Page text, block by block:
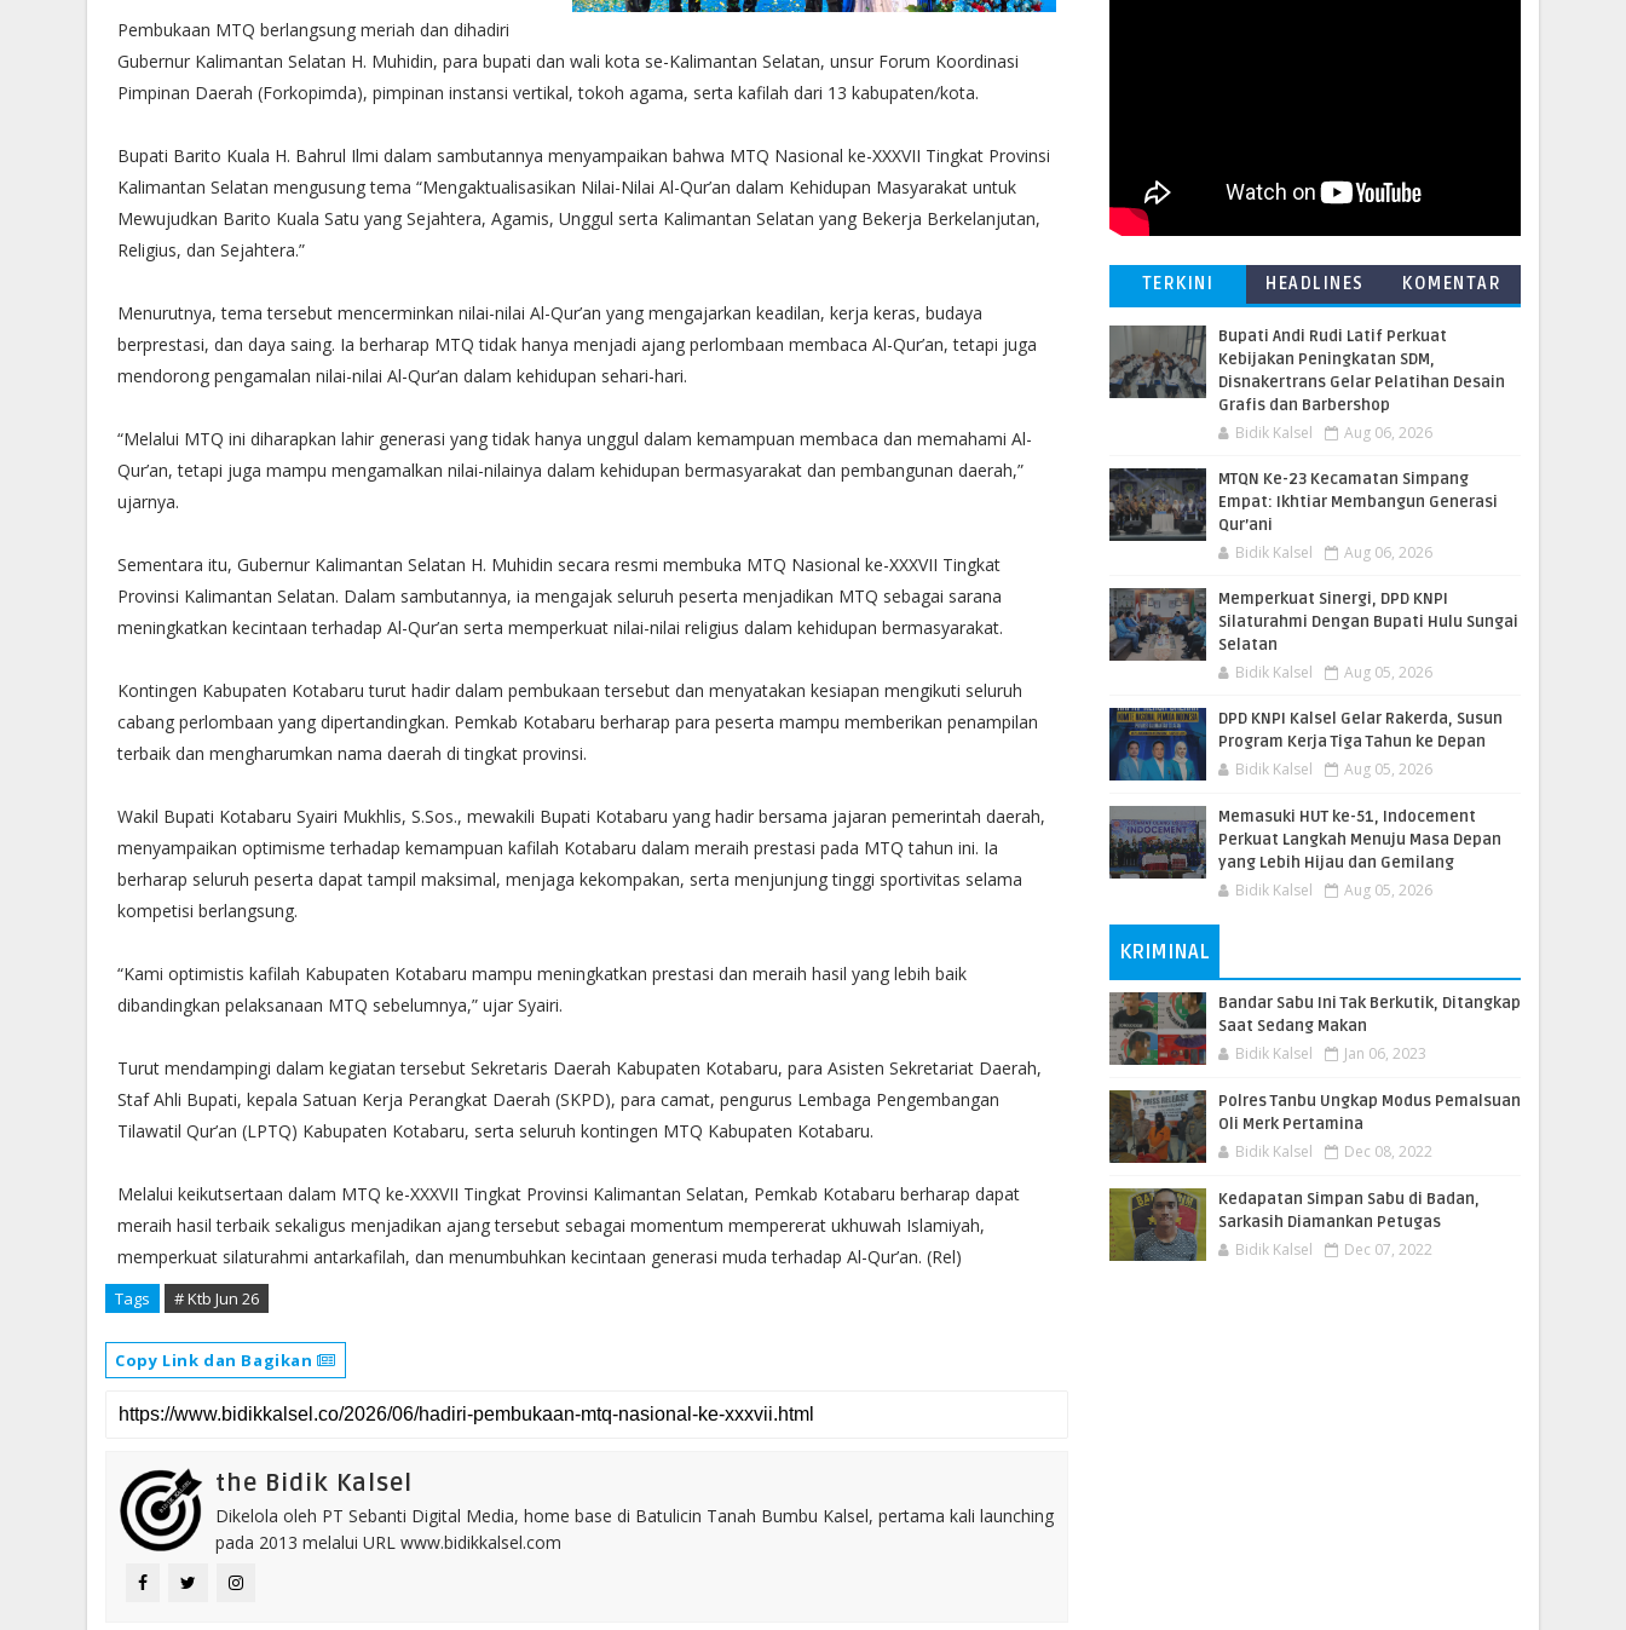
Pembukaan MTQ berlangsung meriah dan dihadiri
Gubernur Kalimantan Selatan H. Muhidin, para bupati dan wali kota se-Kalimantan Selatan, unsur Forum Koordinasi
Pimpinan Daerah (Forkopimda), pimpinan instansi vertikal, tokoh agama, serta kafilah dari 13 kabupaten/kota.
Bupati Barito Kuala H. Bahrul Ilmi dalam sambutannya menyampaikan bahwa MTQ Nasional ke-XXXVII Tingkat Provinsi
Kalimantan Selatan mengusung tema “Mengaktualisasikan Nilai-Nilai Al-Qur’an dalam Kehidupan Masyarakat untuk
Mewujudkan Barito Kuala Satu yang Sejahtera, Agamis, Unggul serta Kalimantan Selatan yang Bekerja Berkelanjutan,
Religius, dan Sejahtera.”
Menurutnya, tema tersebut mencerminkan nilai-nilai Al-Qur’an yang mengajarkan keadilan, kerja keras, budaya
berprestasi, dan daya saing. Ia berharap MTQ tidak hanya menjadi ajang perlombaan membaca Al-Qur’an, tetapi juga
mendorong pengamalan nilai-nilai Al-Qur’an dalam kehidupan sehari-hari.
“Melalui MTQ ini diharapkan lahir generasi yang tidak hanya unggul dalam kemampuan membaca dan memahami Al-
Qur’an, tetapi juga mampu mengamalkan nilai-nilainya dalam kehidupan bermasyarakat dan pembangunan daerah,”
ujarnya.
Sementara itu, Gubernur Kalimantan Selatan H. Muhidin secara resmi membuka MTQ Nasional ke-XXXVII Tingkat
Provinsi Kalimantan Selatan. Dalam sambutannya, ia mengajak seluruh peserta menjadikan MTQ sebagai sarana
meningkatkan kecintaan terhadap Al-Qur’an serta memperkuat nilai-nilai religius dalam kehidupan bermasyarakat.
Kontingen Kabupaten Kotabaru turut hadir dalam pembukaan tersebut dan menyatakan kesiapan mengikuti seluruh
cabang perlombaan yang dipertandingkan. Pemkab Kotabaru berharap para peserta mampu memberikan penampilan
terbaik dan mengharumkan nama daerah di tingkat provinsi.
Wakil Bupati Kotabaru Syairi Mukhlis, S.Sos., mewakili Bupati Kotabaru yang hadir bersama jajaran pemerintah daerah,
menyampaikan optimisme terhadap kemampuan kafilah Kotabaru dalam meraih prestasi pada MTQ tahun ini. Ia
berharap seluruh peserta dapat tampil maksimal, menjaga kekompakan, serta menjunjung tinggi sportivitas selama
kompetisi berlangsung.
“Kami optimistis kafilah Kabupaten Kotabaru mampu meningkatkan prestasi dan meraih hasil yang lebih baik
dibandingkan pelaksanaan MTQ sebelumnya,” ujar Syairi.
Turut mendampingi dalam kegiatan tersebut Sekretaris Daerah Kabupaten Kotabaru, para Asisten Sekretariat Daerah,
Staf Ahli Bupati, kepala Satuan Kerja Perangkat Daerah (SKPD), para camat, pengurus Lembaga Pengembangan
Tilawatil Qur’an (LPTQ) Kabupaten Kotabaru, serta seluruh kontingen MTQ Kabupaten Kotabaru.
Melalui keikutsertaan dalam MTQ ke-XXXVII Tingkat Provinsi Kalimantan Selatan, Pemkab Kotabaru berharap dapat
meraih hasil terbaik sekaligus menjadikan ajang tersebut sebagai momentum mempererat ukhuwah Islamiyah,
memperkuat silaturahmi antarkafilah, dan menumbuhkan kecintaan generasi muda terhadap Al-Qur’an. (Rel)
Tags # Ktb Jun 26
Copy Link dan Bagikan
the Bidik Kalsel
Dikelola oleh PT Sebanti Digital Media, home base di Batulicin Tanah Bumbu Kalsel, pertama kali launching
pada 2013 melalui URL www.bidikkalsel.com
TERKINI HEADLINES KOMENTAR
Bupati Andi Rudi Latif Perkuat
Kebijakan Peningkatan SDM,
Disnakertrans Gelar Pelatihan Desain
Grafis dan Barbershop
Bidik Kalsel Aug 06, 2026
MTQN Ke-23 Kecamatan Simpang
Empat: Ikhtiar Membangun Generasi
Qur’ani
Bidik Kalsel Aug 06, 2026
Memperkuat Sinergi, DPD KNPI
Silaturahmi Dengan Bupati Hulu Sungai
Selatan
Bidik Kalsel Aug 05, 2026
DPD KNPI Kalsel Gelar Rakerda, Susun
Program Kerja Tiga Tahun ke Depan
Bidik Kalsel Aug 05, 2026
Memasuki HUT ke-51, Indocement
Perkuat Langkah Menuju Masa Depan
yang Lebih Hijau dan Gemilang
Bidik Kalsel Aug 05, 2026
KRIMINAL
Bandar Sabu Ini Tak Berkutik, Ditangkap
Saat Sedang Makan
Bidik Kalsel Jan 06, 2023
Polres Tanbu Ungkap Modus Pemalsuan
Oli Merk Pertamina
Bidik Kalsel Dec 08, 2022
Kedapatan Simpan Sabu di Badan,
Sarkasih Diamankan Petugas
Bidik Kalsel Dec 07, 2022